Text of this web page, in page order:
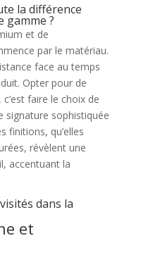
la différence
gamme ?
et de
par le matériau.
face au temps
Opter pour de
faire le choix de
signature sophistiquée
finitions, qu’elles
révèlent une
accentuant la
dans la
et